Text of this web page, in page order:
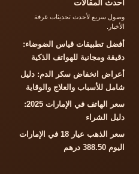
أحدث المقالات
وصول سريع لأحدث تحديثات غرفة
الأخبار.
أفضل تطبيقات قياس الضوضاء:
دقيقة ومجانية للهواتف الذكية
أعراض انخفاض سكر الدم: دليل
شامل للأسباب والعلاج والوقاية
سعر الهاتف في الإمارات 2025:
دليل الشراء
سعر الذهب عيار 18 في الإمارات
اليوم 388.50 درهم